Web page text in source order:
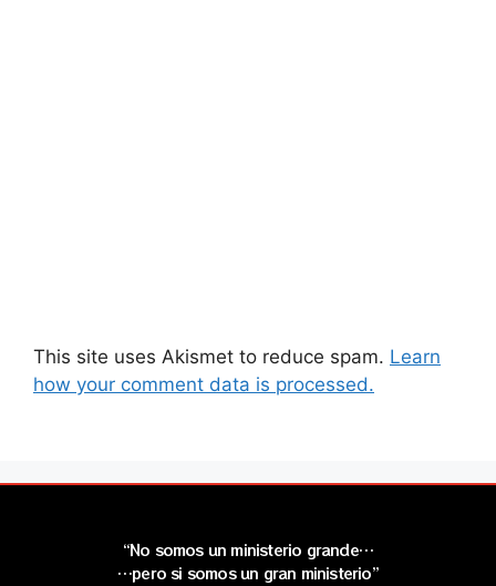
This site uses Akismet to reduce spam. Learn
how your comment data is processed.
“No somos un ministerio grande…
…pero si somos un gran ministerio”